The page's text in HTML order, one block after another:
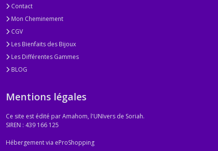
Gamme
(1)
(3)
Inspire
Contact
Mon Cheminement
CGV
Les Bienfaits des Bijoux
Les Différentes Gammes
BLOG
Mentions légales
Ce site est édité par Amahom, l'UNIvers de Soriah.
SIREN : 439 166 125
Hébergement via eProShopping